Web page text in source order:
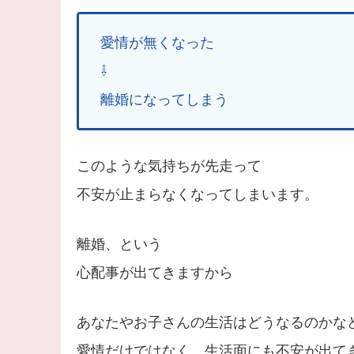
愛情が無くなった
⇩
離婚になってしまう
このような気持ちが先走って
不安が止まらなくなってしまいます。
離婚、という
心配事が出てきますから
あなたやお子さんの生活はどうなるのかな